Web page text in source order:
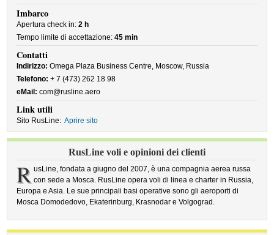
Imbarco
Apertura check in:2 h
Tempo limite di accettazione:45 min
Contatti
Indirizzo: Omega Plaza Business Centre, Moscow, Russia
Telefono: + 7 (473) 262 18 98
eMail: com@rusline.aero
Link utili
Sito RusLine: Aprire sito
RusLine voli e opinioni dei clienti
R usLine, fondata a giugno del 2007, è una compagnia aerea russa
con sede a Mosca. RusLine opera voli di linea e charter in Russia,
Europa e Asia. Le sue principali basi operative sono gli aeroporti di
Mosca Domodedovo, Ekaterinburg, Krasnodar e Volgograd.